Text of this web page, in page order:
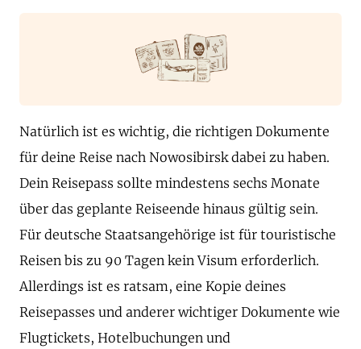
Natürlich ist es wichtig, die richtigen Dokumente
für deine Reise nach Nowosibirsk dabei zu haben.
Dein Reisepass sollte mindestens sechs Monate
über das geplante Reiseende hinaus gültig sein.
Für deutsche Staatsangehörige ist für touristische
Reisen bis zu 90 Tagen kein Visum erforderlich.
Allerdings ist es ratsam, eine Kopie deines
Reisepasses und anderer wichtiger Dokumente wie
Flugtickets, Hotelbuchungen und